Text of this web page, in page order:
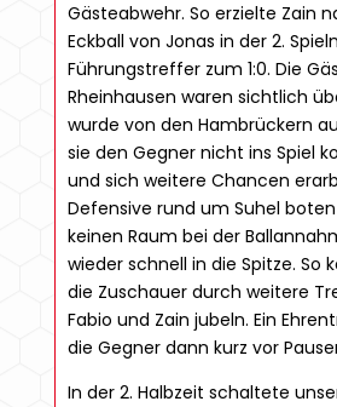
Gästeabwehr. So erzielte Zain
Eckball von Jonas in der 2.
Führungstreffer zum 1:0. Die
Rheinhausen waren sichtlich
wurde von den Hambrückern
sie den Gegner nicht ins Spiel
und sich weitere Chancen
Defensive rund um Suhel
keinen Raum bei der
wieder schnell in die Spitze. So
die Zuschauer durch weitere
Fabio und Zain jubeln. Ein
die Gegner dann kurz vor
In der 2. Halbzeit schaltete